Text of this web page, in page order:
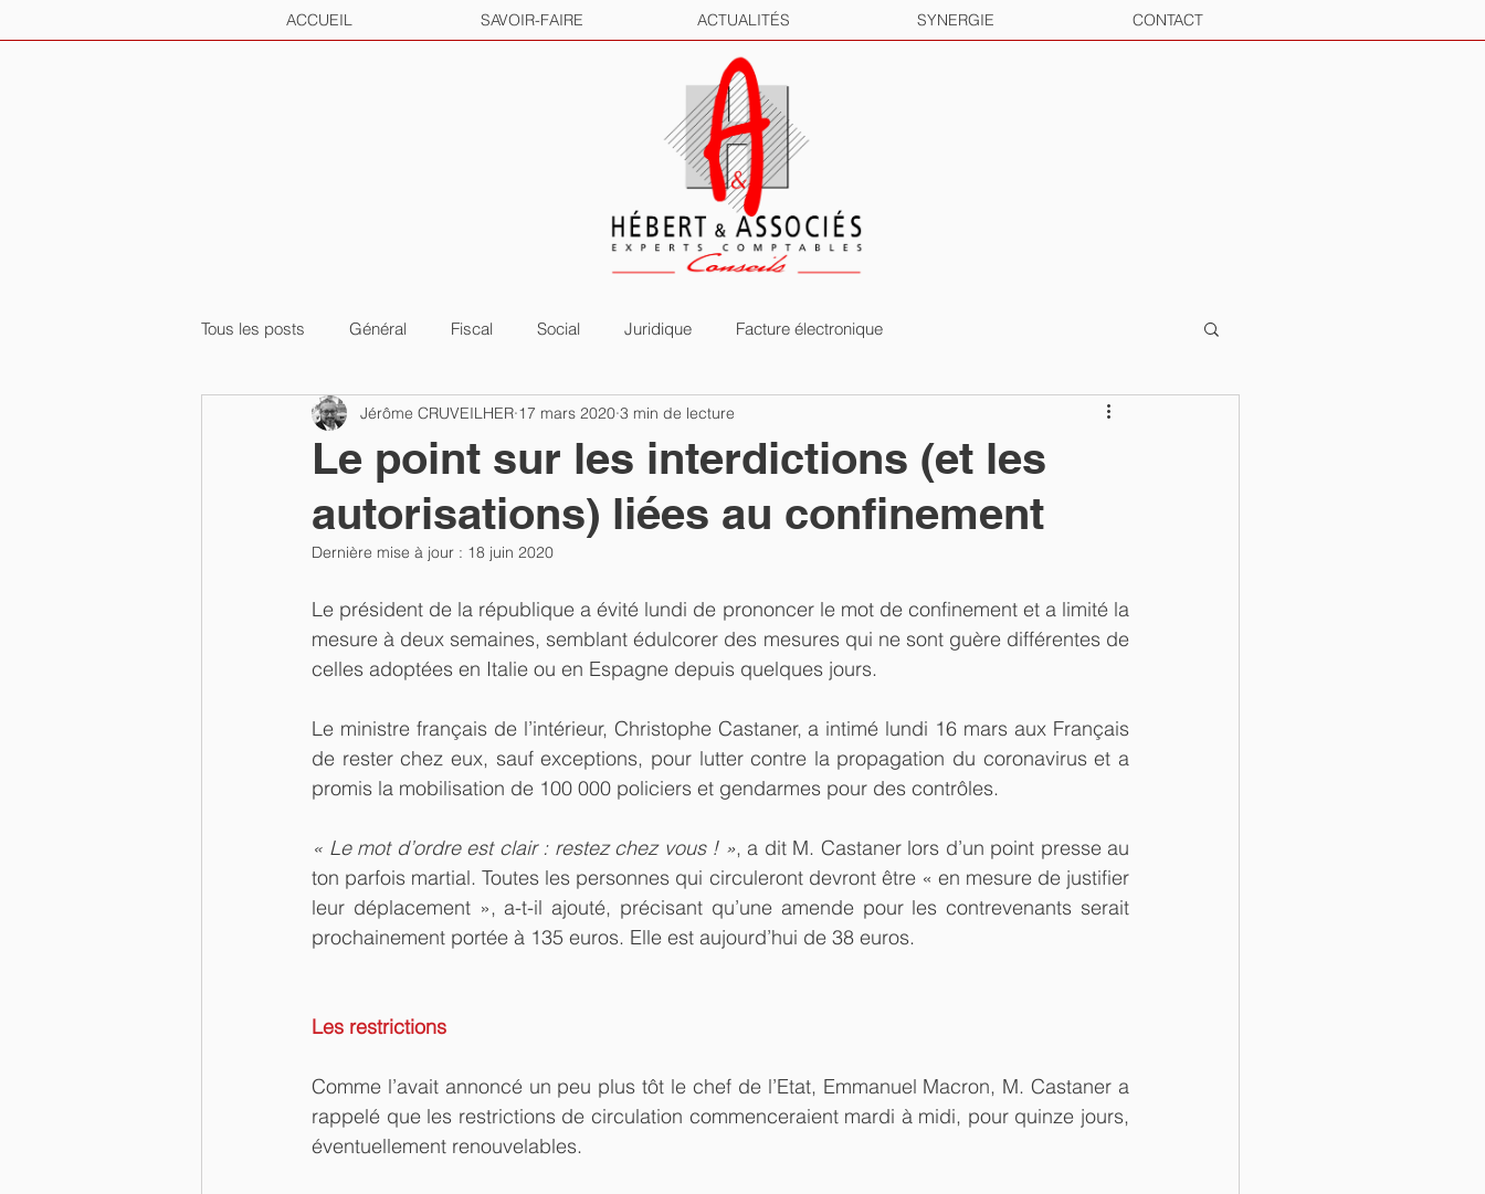
ACCUEIL SAVOIR-FAIRE ACTUALITÉS SYNERGIE CONTACT
Tous les posts Général Fiscal Social Juridique Facture électronique
Le point sur les interdictions (et les
autorisations) liées au confinement
Jérôme CRUVEILHER 17 mars 2020 3 min de lecture
Dernière mise à jour : 18 juin 2020
Le président de la république a évité lundi de prononcer le mot de confinement et a limité la
mesure à deux semaines, semblant édulcorer des mesures qui ne sont guère différentes de
celles adoptées en Italie ou en Espagne depuis quelques jours.
Le ministre français de l’intérieur, Christophe Castaner, a intimé lundi 16 mars aux Français
de rester chez eux, sauf exceptions, pour lutter contre la propagation du coronavirus et a
promis la mobilisation de 100 000 policiers et gendarmes pour des contrôles.
« Le mot d’ordre est clair : restez chez vous ! », a dit M. Castaner lors d’un point presse au
ton parfois martial. Toutes les personnes qui circuleront devront être « en mesure de justifier
leur déplacement », a-t-il ajouté, précisant qu’une amende pour les contrevenants serait
prochainement portée à 135 euros. Elle est aujourd’hui de 38 euros.
Les restrictions
Comme l’avait annoncé un peu plus tôt le chef de l’Etat, Emmanuel Macron, M. Castaner a
rappelé que les restrictions de circulation commenceraient mardi à midi, pour quinze jours,
éventuellement renouvelables.